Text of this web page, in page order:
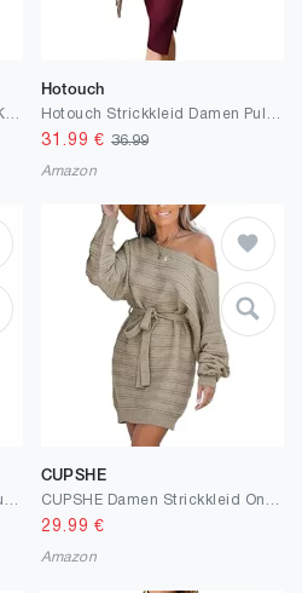
Hotouch
31.99 € 36.99
Amazon
CUPSHE
29.99 €
Amazon